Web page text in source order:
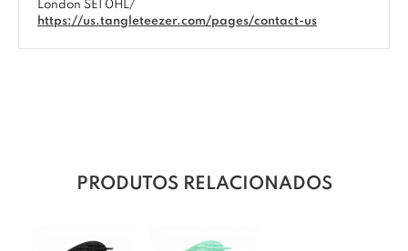
London SE1 0HL/
https://us.tangleteezer.com/pages/contact-us
PRODUTOS RELACIONADOS